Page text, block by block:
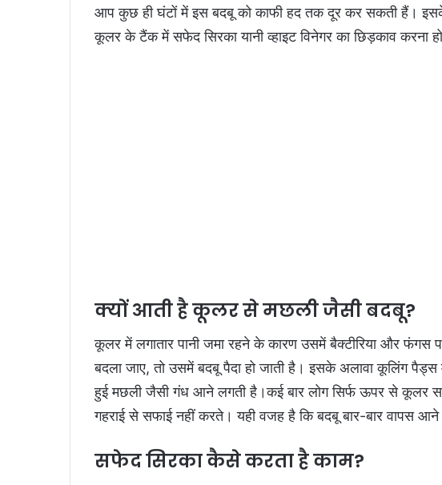
आप कुछ ही घंटों में इस बदबू को काफी हद तक दूर कर सकती हैं।
कूलर के टैंक में सफेद सिरका यानी व्हाइट विनेगर का छिड़काव करना
क्यों आती है कूलर से मछली जैसी बदबू?
कूलर में लगातार पानी जमा रहने के कारण उसमें बैक्टीरिया और फंगस
बदला जाए, तो उसमें बदबू पैदा हो जाती है। इसके अलावा कूलिंग
हुई मछली जैसी गंध आने लगती है।कई बार लोग सिर्फ ऊपर से
गहराई से सफाई नहीं करते। यही वजह है कि बदबू बार-बार वापस आने
सफेद सिरका कैसे करता है काम?